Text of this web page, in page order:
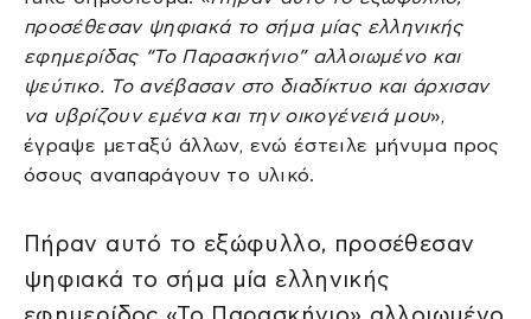
προσέθεσαν ψηφιακά το σήμα μίας ελληνικής
εφημερίδας “Το Παρασκήνιο” αλλοιωμένο και
ψεύτικο. Το ανέβασαν στο διαδίκτυο και άρχισαν
να υβρίζουν εμένα και την οικογένειά μου»,
έγραψε μεταξύ άλλων, ενώ έστειλε μήνυμα προς
όσους αναπαράγουν το υλικό.
Πήραν αυτό το εξώφυλλο, προσέθεσαν
ψηφιακά το σήμα μία ελληνικής